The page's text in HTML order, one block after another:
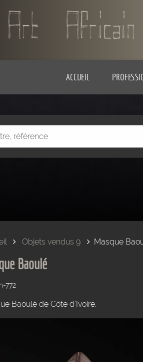
ACCUEIL
Objets vendus 9 Masque
Baoulé
772
Baoulé de Côte d'Ivoire.